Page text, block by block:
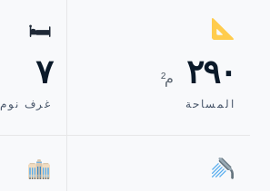
٢٩٠ م²
المساحة
🛏
٧
غرف نوم